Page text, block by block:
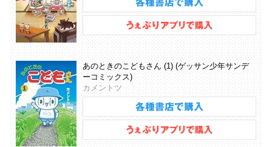
あのときのこどもさん (1) (ゲッサン少年サンデ
ーコミックス)
カメントツ